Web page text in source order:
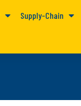
Supply-Chain